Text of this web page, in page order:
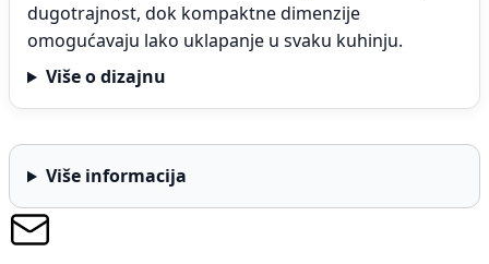
dugotrajnost, dok kompaktne dimenzije
omogućavaju lako uklapanje u svaku kuhinju.
Više o dizajnu
Više informacija